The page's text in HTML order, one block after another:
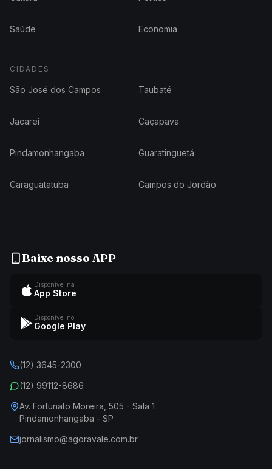
Saúde Economia
CIDADES
São José dos Campos Taubaté
Jacareí Caçapava
Pindamonhangaba Guaratinguetá
Caraguatatuba Campos do Jordão
Baixe nosso APP
Disponível na
App Store
Disponível no
Google Play
(12) 3645-2300
(12) 99112-8686
Av. Fortunato Moreira, 505 - Sala 1
Pindamonhangaba - SP
jornalismo@agoravale.com.br